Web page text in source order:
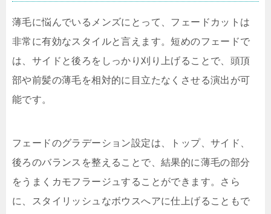
薄毛に悩んでいるメンズにとって、フェードカットは
非常に有効なスタイルと言えます。短めのフェードで
は、サイドと後ろをしっかり刈り上げることで、頭頂
部や前髪の薄毛を相対的に目立たなくさせる演出が可
能です。
フェードのグラデーション設定は、トップ、サイド、
後ろのバランスを整えることで、結果的に薄毛の部分
をうまくカモフラージュすることができます。さら
に、スタイリッシュなボウスへアに仕上げることもで